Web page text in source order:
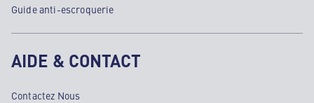
Guide anti-escroquerie
AIDE & CONTACT
Contactez Nous